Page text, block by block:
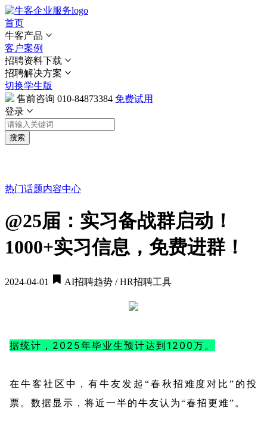
首页
牛客产品
客户案例
招聘资料下载
招聘解决方案
切换学生版
售前咨询 010-84873384 免费试用
登录
搜索
热门话题内容中心
@25届：实习备战群启动！
1000+实习信息，免费进群！
2024-04-01 AI招聘趋势 / HR招聘工具
据统计，2025年毕业生预计达到1200万。
在牛客社区中，有牛友发起“春秋招难度对比”的投
票。数据显示，将近一半的牛友认为“春招更难”。